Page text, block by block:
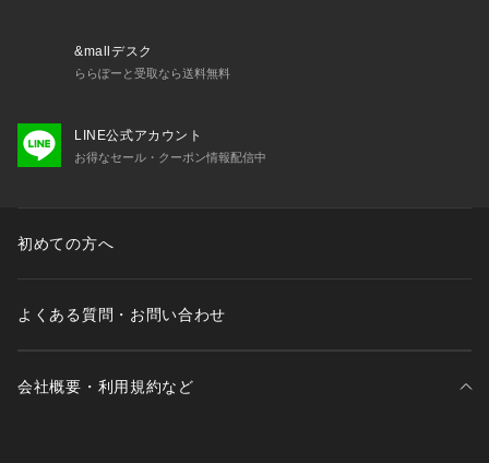
&mallデスク
ららぽーと受取なら送料無料
LINE公式アカウント
お得なセール・クーポン情報配信中
初めての方へ
よくある質問・お問い合わせ
会社概要・利用規約など